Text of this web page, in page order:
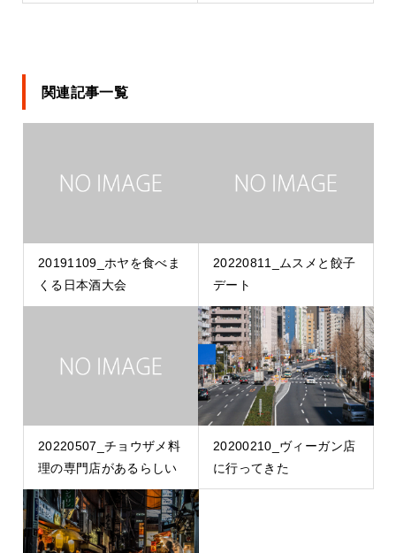
関連記事一覧
20191109_ホヤを食べま
くる日本酒大会
20220811_ムスメと餃子
デート
20220507_チョウザメ料
理の専門店があるらしい
20200210_ヴィーガン店
に行ってきた